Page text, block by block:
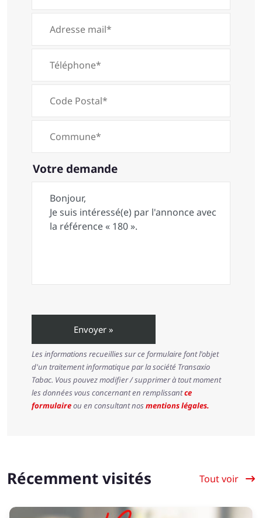
Votre demande
Les informations recueillies sur ce formulaire font l'objet
d'un traitement informatique par la société Transaxio
Tabac. Vous pouvez modifier / supprimer à tout moment
les données vous concernant en remplissantce
formulaireou en consultant nosmentions légales.
Récemment visités Tout voir